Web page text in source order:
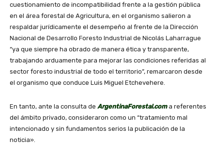
cuestionamiento de incompatibilidad frente a la gestión pública
en el área forestal de Agricultura, en el organismo salieron a
respaldar jurídicamente el desempeño al frente de la Dirección
Nacional de Desarrollo Foresto Industrial de Nicolás Laharrague
“ya que siempre ha obrado de manera ética y transparente,
trabajando arduamente para mejorar las condiciones referidas al
sector foresto industrial de todo el territorio”, remarcaron desde
el organismo que conduce Luis Miguel Etchevehere.
En tanto, ante la consulta de ArgentinaForestal.com a referentes
del ámbito privado, consideraron como un “tratamiento mal
intencionado y sin fundamentos serios la publicación de la
noticia».